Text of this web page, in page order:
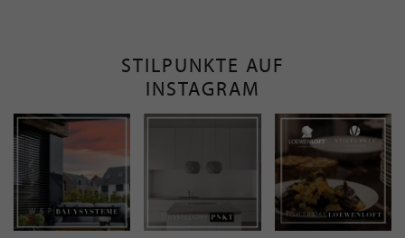
STILPUNKTE AUF
INSTAGRAM